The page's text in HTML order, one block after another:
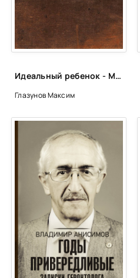
Идеальный ребенок - Максим Глазунов
Глазунов Максим